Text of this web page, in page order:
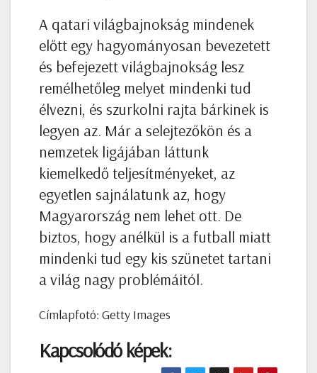
A qatari világbajnokság mindenek
előtt egy hagyományosan bevezetett
és befejezett világbajnokság lesz
remélhetőleg melyet mindenki tud
élvezni, és szurkolni rajta bárkinek is
legyen az. Már a selejtezőkön és a
nemzetek ligájában láttunk
kiemelkedő teljesítményeket, az
egyetlen sajnálatunk az, hogy
Magyarország nem lehet ott. De
biztos, hogy anélkül is a futball miatt
mindenki tud egy kis szünetet tartani
a világ nagy problémáitól.
Címlapfotó: Getty Images
Kapcsolódó képek: